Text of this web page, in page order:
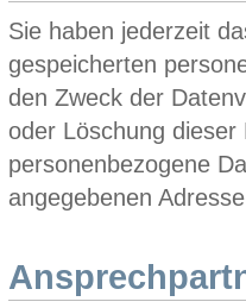
Sie haben jederzeit
gespeicherten
den Zweck der
oder Löschung
personenbezogene
angegebenen